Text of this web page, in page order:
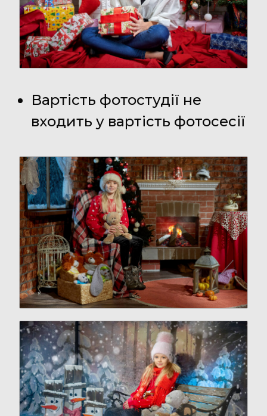
Вартість фотостудії не
входить у вартість фотосесії